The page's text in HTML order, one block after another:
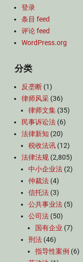
登录
条目 feed
评论 feed
WordPress.org
分类
反垄断 (1)
律师风采 (36)
律师文集 (35)
民事诉讼法 (6)
法律新知 (20)
税收法讯 (12)
法律法规 (2,805)
中小企业法 (2)
仲裁法 (4)
信托法 (3)
公共事业法 (5)
公司法 (50)
国有企业 (7)
刑法 (46)
指导性案例 (6)